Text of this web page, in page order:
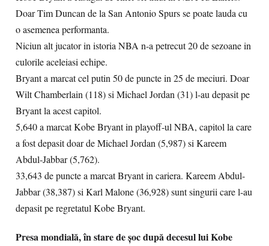
Doar Tim Duncan de la San Antonio Spurs se poate lauda cu
o asemenea performanta.
Niciun alt jucator in istoria NBA n-a petrecut 20 de sezoane in
culorile aceleiasi echipe.
Bryant a marcat cel putin 50 de puncte in 25 de meciuri. Doar
Wilt Chamberlain (118) si Michael Jordan (31) l-au depasit pe
Bryant la acest capitol.
5,640 a marcat Kobe Bryant in playoff-ul NBA, capitol la care
a fost depasit doar de Michael Jordan (5,987) si Kareem
Abdul-Jabbar (5,762).
33,643 de puncte a marcat Bryant in cariera. Kareem Abdul-
Jabbar (38,387) si Karl Malone (36,928) sunt singurii care l-au
depasit pe regretatul Kobe Bryant.
Presa mondială, în stare de şoc după decesul lui Kobe